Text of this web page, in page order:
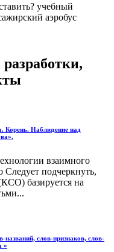
учебный
аэробус
Корень. Наблюдение над
взаимного
подчеркнуть,
базируется на
названий, слов-признаков, слов-
»